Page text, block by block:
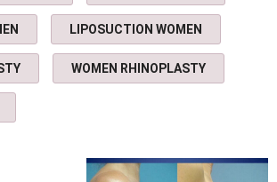
bariátrica
Smile Veneers
Anbieterbewertungenvon Kunden für Kunden
LIPOSUCTION WOMEN
WOMEN RHINOPLASTY